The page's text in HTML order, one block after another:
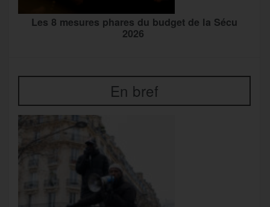
Les 8 mesures phares du budget de la Sécu
2026
En bref